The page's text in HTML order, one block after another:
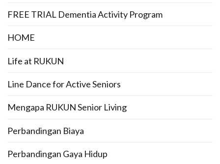
FREE TRIAL Dementia Activity Program
HOME
Life at RUKUN
Line Dance for Active Seniors
Mengapa RUKUN Senior Living
Perbandingan Biaya
Perbandingan Gaya Hidup